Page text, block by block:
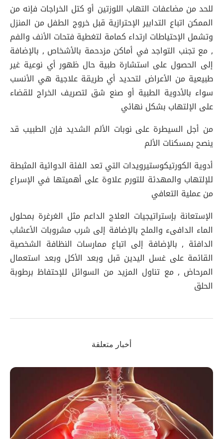
للحد من مضاعفات التهاب اللوزتين أو كتل الخراجات فإنه من
الممكن اتباع التدابير الإحترازية قبل خروج الطفل من المنزل
وتشمل الإحتياطات ارتداء كمامة لتغطية فتحات الأنف والفم
, مع تجنب التواجد في أماكن مزدحمة بالأشخاص , بالإضافة
إلى الحصول على استشارة طبية حال ظهور أي نوعية غير
طبيعية من الأعراض لتحديد أي طريقة علاجية هي الأنسب
سواء بالأدوية الطبية أو صنع شق لتصريف الخراج للقضاء
على الإلتهاب بشكل نهائي
من أجل السيطرة على نوبات الألم الشديد فإن الطبيب قد
ينصح بمسكنات الألم
أدوية الكورتيكوستيرويدات التي تعد الفئة الدوائية المثبطة
للإلتهاب والمهدئة للتورم علاوة على أهميتها في الإسراع
من عملية التعافي
الإستعانة بإستراتيجيات العلاج الداعم مثل الغرغرة بمحلول
الماء الدافىء والملح بالإضافة إلى شرب مشروبات الأعشاب
الدافئة , بالإضافة إلى اتباع ممارسات النظافة الشخصية
القائمة على غسل اليدين قبل وبعد الأكل وبعد استعمال
المرحاض , مع تناول المزيد من السوائل للإحتفاظ برطوبة
الحلق
أخبار متعلقة